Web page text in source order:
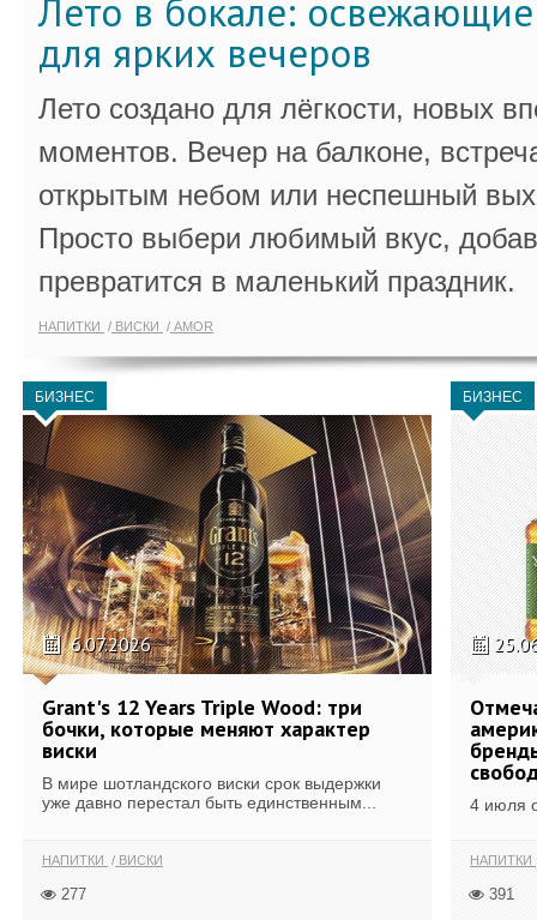
Лето в бокале:
для ярких вечеров
Лето создано для лёгкости, новых
моментов. Вечер на балконе,
открытым небом или неспешный
Просто выбери любимый вкус,
превратится в маленький праздник.
НАПИТКИ ВИСКИ AMOR
БИЗНЕС
6.07.2026
Grant's 12 Years Triple Wood: три
бочки, которые меняют характер
виски
В мире шотландского виски срок выдержки
уже давно перестал быть единственным...
НАПИТКИ ВИСКИ
277
БИЗНЕС
4 июля
НАПИТКИ
391